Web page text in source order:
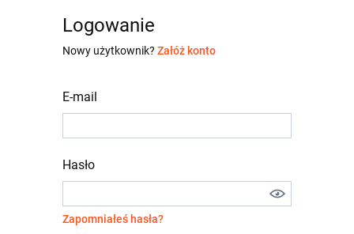
Logowanie
Nowy użytkownik? Załóż konto
E-mail
Hasło
Zapomniałeś hasła?